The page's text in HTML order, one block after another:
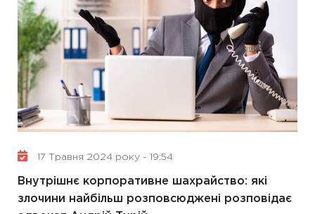
17 Травня 2024 року - 19:54
Внутрішнє корпоративне шахрайство: які
злочини найбільш розповсюджені розповідає